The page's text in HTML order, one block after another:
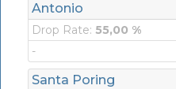
Antonio
Drop Rate: 55,00 %
-
Santa Poring